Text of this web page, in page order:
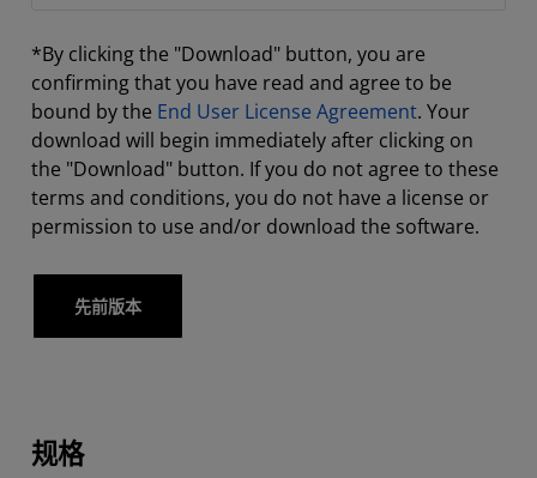
*By clicking the "Download" button, you are
confirming that you have read and agree to be
bound by the End User License Agreement. Your
download will begin immediately after clicking on
the "Download" button. If you do not agree to these
terms and conditions, you do not have a license or
permission to use and/or download the software.
先前版本
规格